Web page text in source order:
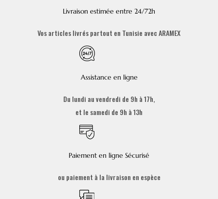
Livraison estimée entre 24/72h
Vos articles livrés partout en Tunisie avec ARAMEX
Assistance en ligne
Du lundi au vendredi de 9h à 17h,
et le samedi de 9h à 13h
Paiement en ligne Sécurisé
ou paiement à la livraison en espèce